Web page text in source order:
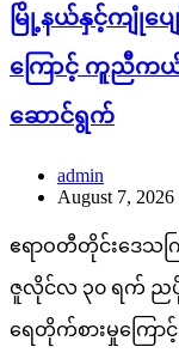
မြို့နယ်နှင့်ကျုံပျ
ကြောင့် ကူညီက
ဆောင်ရွက်
admin
August 7, 2026
ဧရာဝတီတိုင်းဒေသက
ဇူလိုင်လ ၃၀ ရက် ညပို
ရေတိုက်စားမှုကြော